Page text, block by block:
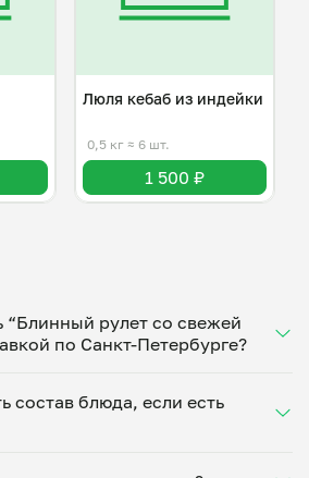
Люля кебаб из индейки
0,5 кг ≈ 6 шт.
1 500 ₽
“Блинный рулет со свежей
по Санкт-Петербурге?
— и получите свежее
порции прямо с плиты.
отслеживайте в личном
состав блюда, если есть